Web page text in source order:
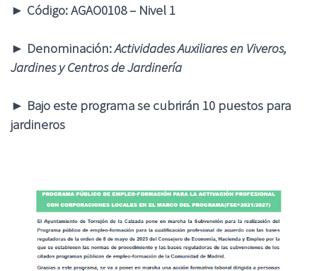
► Código: AGAO0108 – Nivel 1
► Denominación:Actividades Auxiliares en Viveros,
Jardines y Centros de Jardinería
► Bajo este programa se cubrirán 10 puestos para
jardineros